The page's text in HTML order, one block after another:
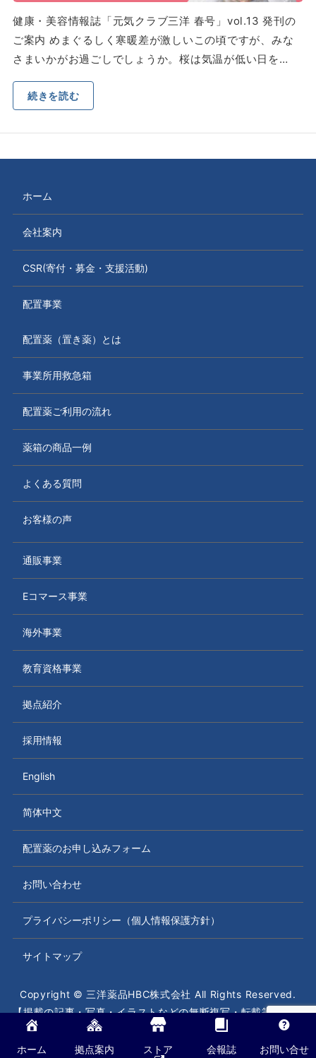
健康・美容情報誌「元気クラブ三洋 春号」vol.13 発刊の
ご案内 めまぐるしく寒暖差が激しいこの頃ですが、みな
さまいかがお過ごしでしょうか。桜は気温が低い日を…
続きを読む
ホーム
会社案内
CSR(寄付・募金・支援活動)
配置事業
配置薬（置き薬）とは
事業所用救急箱
配置薬ご利用の流れ
薬箱の商品一例
よくある質問
お客様の声
通販事業
Eコマース事業
海外事業
教育資格事業
拠点紹介
採用情報
English
简体中文
配置薬のお申し込みフォーム
お問い合わせ
プライバシーポリシー（個人情報保護方針）
サイトマップ
Copyright © 三洋薬品HBC株式会社 All Rights Reserved.
【掲載の記事・写真・イラストなどの無断複写・転載等を禁じ
ます】
ホーム
拠点案内 ストア 会報誌 お問い合せ